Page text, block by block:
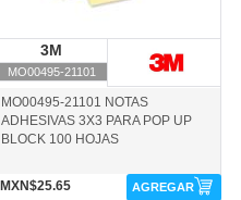
3M
MO00495-21101
MO00495-21101 NOTAS
ADHESIVAS 3X3 PARA POP UP
BLOCK 100 HOJAS
MXN$25.65 AGREGAR